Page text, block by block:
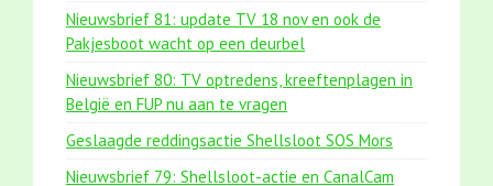
Nieuwsbrief 81: update TV 18 nov en ook de
Pakjesboot wacht op een deurbel
Nieuwsbrief 80: TV optredens, kreeftenplagen in
België en FUP nu aan te vragen
Geslaagde reddingsactie Shellsloot SOS Mors
Nieuwsbrief 79: Shellsloot-actie en CanalCam